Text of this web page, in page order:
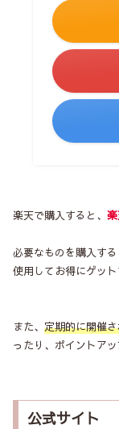
楽天で購入すると、
必要なものを購入す
使用してお得にゲット
また、 定期的に開催
ったり、ポイントア
公式サイト